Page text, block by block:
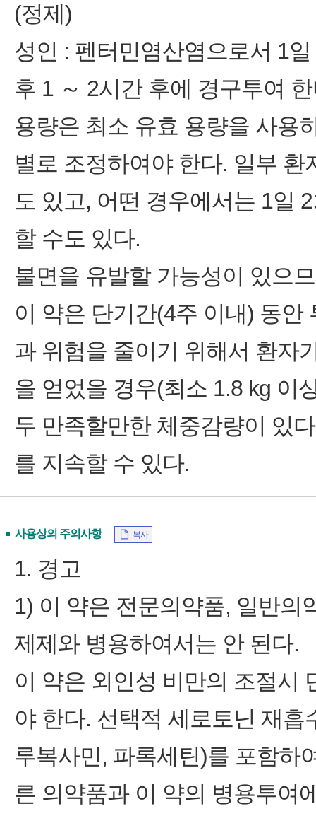
(정제)
성인 : 펜터민염산염으로서 1
후 1 ～ 2시간 후에 경구투여
용량은 최소 유효 용량을 사용
별로 조정하여야 한다. 일부
도 있고, 어떤 경우에서는 1일
할 수도 있다.
불면을 유발할 가능성이 있으
이 약은 단기간(4주 이내) 동안
과 위험을 줄이기 위해서 환자
을 얻었을 경우(최소 1.8 kg 이
두 만족할만한 체중감량이 있
를 지속할 수 있다.
사용상의 주의사항 복사
1. 경고
1) 이 약은 전문의약품, 일반의
제제와 병용하여서는 안 된다.
이 약은 외인성 비만의 조절시
야 한다. 선택적 세로토닌 재
루복사민, 파록세틴)를 포함하
른 의약품과 이 약의 병용투여